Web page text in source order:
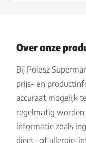
Over onze
Bij Poiesz
prijs- en
accuraat mogelijk
regelmatig worden
informatie zoals
dieet- of allergie-